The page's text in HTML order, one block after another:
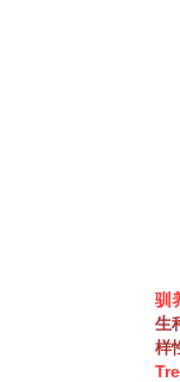
驯
生
样